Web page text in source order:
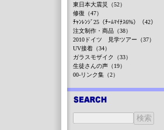
東日本大震災（52）
修復（47）
ﾁｬﾝﾚﾝｼﾞ25（ﾁｰﾑﾏｲﾅｽ6%）（42）
注文制作・商品（38）
2010ドイツ 見学ツアー（37）
UV接着（34）
ガラスモザイク（33）
生徒さんの声（19）
00-リンク集（2）